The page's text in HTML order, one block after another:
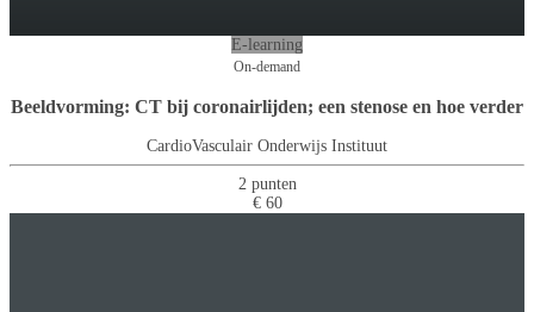
E-learning
On-demand
Beeldvorming: CT bij coronairlijden; een stenose en hoe verder
CardioVasculair Onderwijs Instituut
2 punten
€ 60